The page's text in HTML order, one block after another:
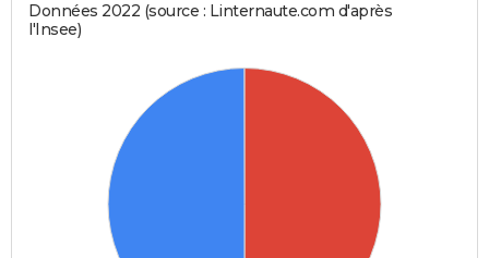
Données 2022 (source : Linternaute.com d'après
l'Insee)